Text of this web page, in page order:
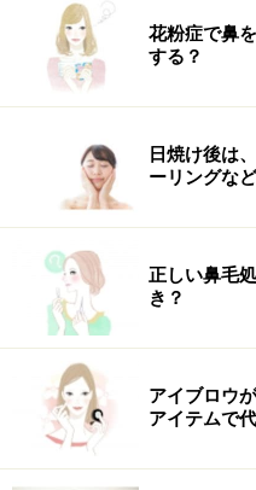
敏感肌のエイジングケアを
ホメオバウ
マイルド ウォッシングフ
100g／3150円（税込）
「敏感肌でもエイジン
能にしたこの洗顔フォー
激。肌に必要なものを取
上げます。また、ビタミ
美肌効果の高い植物成分
能の活性化も実現。泡立
リーやラベンダー、オレ
花粉症で鼻
する？
日焼け後は
ーリングな
正しい鼻毛
き？
アイブロウ
アイテムで